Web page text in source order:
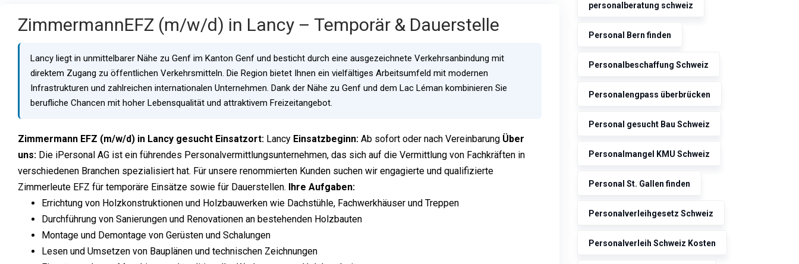
ZimmermannEFZ (m/w/d) in Lancy – Temporär & Dauerstelle
Lancy liegt in unmittelbarer Nähe zu Genf im Kanton Genf und besticht durch eine ausgezeichnete Verkehrsanbindung mit
direktem Zugang zu öffentlichen Verkehrsmitteln. Die Region bietet Ihnen ein vielfältiges Arbeitsumfeld mit modernen
Infrastrukturen und zahlreichen internationalen Unternehmen. Dank der Nähe zu Genf und dem Lac Léman kombinieren Sie
berufliche Chancen mit hoher Lebensqualität und attraktivem Freizeitangebot.
Zimmermann EFZ (m/w/d) in Lancy gesucht Einsatzort: Lancy Einsatzbeginn: Ab sofort oder nach Vereinbarung Über
uns: Die iPersonal AG ist ein führendes Personalvermittlungsunternehmen, das sich auf die Vermittlung von Fachkräften in
verschiedenen Branchen spezialisiert hat. Für unsere renommierten Kunden suchen wir engagierte und qualifizierte
Zimmerleute EFZ für temporäre Einsätze sowie für Dauerstellen. Ihre Aufgaben:
Errichtung von Holzkonstruktionen und Holzbauwerken wie Dachstühle, Fachwerkhäuser und Treppen
Durchführung von Sanierungen und Renovationen an bestehenden Holzbauten
Montage und Demontage von Gerüsten und Schalungen
Lesen und Umsetzen von Bauplänen und technischen Zeichnungen
personalberatung schweiz
Personal Bern finden
Personalbeschaffung Schweiz
Personalengpass überbrücken
Personal gesucht Bau Schweiz
Personalmangel KMU Schweiz
Personal St. Gallen finden
Personalverleihgesetz Schweiz
Personalverleih Schweiz Kosten